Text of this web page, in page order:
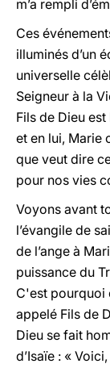
m’a rempli
Ces
illuminés d’un
universelle
Seigneur à la
Fils de Dieu
et en lui, Marie
que veut dire
pour nos vies
Voyons avant
l’évangile de
de l’ange à
puissance du
C'est pourquoi
appelé Fils de
Dieu se fait
d’Isaïe : «